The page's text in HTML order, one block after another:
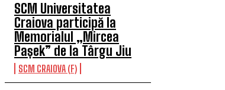
SCM Universitatea
Craiova participă la
Memorialul „Mircea
Pașek” de la Târgu Jiu
SCM CRAIOVA (F)